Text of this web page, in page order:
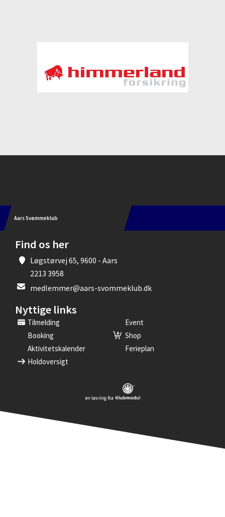
Aars Svømmeklub
Find os her
Løgstørvej 65, 9600 - Aars
2213 3958
medlemmer@aars-svommeklub.dk
Nyttige links
Tilmelding
Event
Booking
Shop
Aktivitetskalender
Ferieplan
Holdoversigt